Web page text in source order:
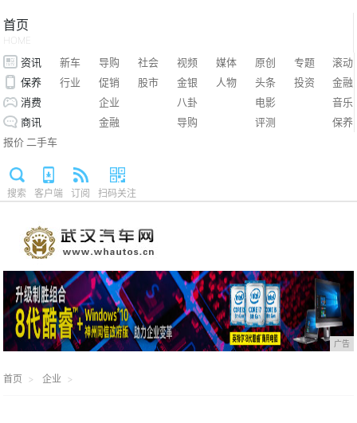
首页
HOME
资讯 新车 导购 社会 视频 媒体 原创 专题
滚动
保养
行业 促销 股市 金银 人物 头条 投资
金融
消费
企业 八卦 电影
音乐
商讯
金融 导购 评测
保养
报价 二手车
搜索 客户端 订阅 扫码关注
广告
首页 企业